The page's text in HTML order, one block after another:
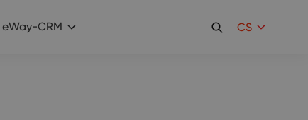
eWay-CRM CS